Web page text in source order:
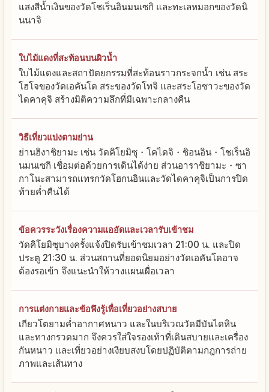
แสงสีน้ำเงินของวัดโชเร็นอินมนเซกิ และทะเลหมอกของวัดนิ
นนาจิ
ใบไม้แดงที่สะท้อนบนผิวน้ำ
ใบไม้แดงและสถาปัตยกรรมที่สะท้อนราวกระจกน้ำ เช่น สระ
โฮโจของวัดเอคันโด สระของวัดโทจิ และสระโอซาวะของวัด
ไดคาคุจิ สร้างมิติความลึกที่มีเฉพาะกลางคืน
วิธีเที่ยวแบ่งตามย่าน
ย่านฮิงาชิยามะ เช่น วัดคิโยมิซุ・โคไดจิ・ชิอนอิน・โชเร็นอิ
นมนเซกิ เชื่อมต่อด้วยการเดินได้ง่าย ส่วนอาราชิยามะ・ซา
กาโนะสามารถแทรกวัดโฮกนอินและวัดไดคาคุจิเป็นการปิด
ท้ายค่ำคืนได้
ข้อควรระวังเรื่องความแออัดและเวลารับเข้าชม
วัดคิโยมิซุบางครั้งแจ้งปิดรับเข้าชมเวลา 21:00 น. และปิด
ประตู 21:30 น. ส่วนสถานที่ยอดนิยมอย่างวัดเอคันโดอาจ
ต้องรอเข้า จึงแนะนำให้วางแผนเผื่อเวลา
การแต่งกายและข้อพึงรู้เพื่อเที่ยวอย่างสบาย
เกียวโตยามค่ำอากาศหนาว และในบริเวณวัดมีบันไดหิน
และทางกรวดมาก จึงควรใส่ใจรองเท้าที่เดินสบายและเครื่อง
กันหนาว และเที่ยวอย่างเงียบสงบโดยปฏิบัติตามกฎการถ่าย
ภาพและเส้นทาง